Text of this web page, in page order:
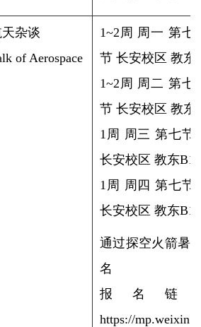
杂谈
of Aerospace
1~2周 周一 第七
节 长安校区 教东
1~2周 周二 第七
节 长安校区 教东
1周 周三 第七节
长安校区 教东B1-
1周 周四 第七节
长安校区 教东B1-
通过探空火箭暑
名
报名链
https://